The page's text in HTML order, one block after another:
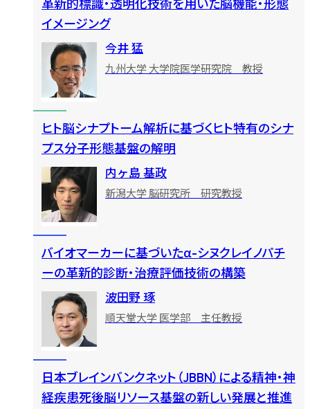
革新的標識・透明化技術を用いた脳機能・形態
イメージング
今井 猛
九州大学 大学院医学研究院 教授
ヒト脳シナプトーム解析に基づくヒト特有のシナ
プス分子形態基盤の解明
内ヶ島 基政
新潟大学 脳研究所 研究教授
バイオマーカーに基づいたα-シヌクレイノパチ
ーの革新的診断・治療評価技術の構築
波田野 琢
順天堂大学 医学部 主任教授
日本ブレインバンクネット（JBBN）による精神・神
経疾患死後脳リソース基盤の新しい発展と推進